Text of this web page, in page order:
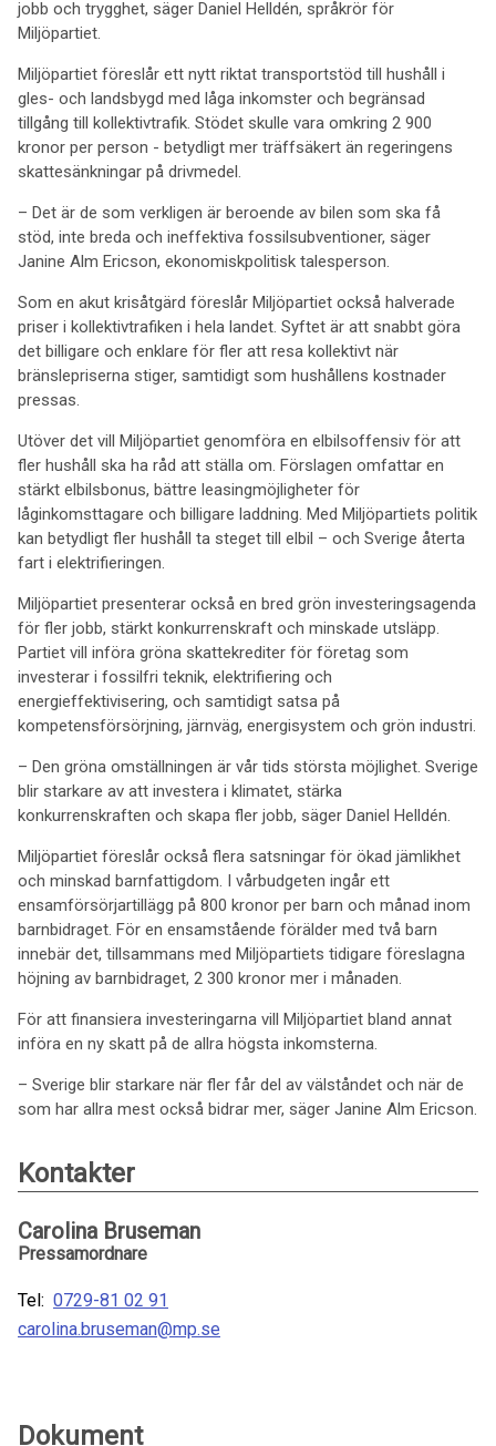
jobb och trygghet, säger Daniel Helldén, språkrör för
Miljöpartiet.
Miljöpartiet föreslår ett nytt riktat transportstöd till hushåll i
gles- och landsbygd med låga inkomster och begränsad
tillgång till kollektivtrafik. Stödet skulle vara omkring 2 900
kronor per person - betydligt mer träffsäkert än regeringens
skattesänkningar på drivmedel.
– Det är de som verkligen är beroende av bilen som ska få
stöd, inte breda och ineffektiva fossilsubventioner, säger
Janine Alm Ericson, ekonomiskpolitisk talesperson.
Som en akut krisåtgärd föreslår Miljöpartiet också halverade
priser i kollektivtrafiken i hela landet. Syftet är att snabbt göra
det billigare och enklare för fler att resa kollektivt när
bränslepriserna stiger, samtidigt som hushållens kostnader
pressas.
Utöver det vill Miljöpartiet genomföra en elbilsoffensiv för att
fler hushåll ska ha råd att ställa om. Förslagen omfattar en
stärkt elbilsbonus, bättre leasingmöjligheter för
låginkomsttagare och billigare laddning. Med Miljöpartiets politik
kan betydligt fler hushåll ta steget till elbil – och Sverige återta
fart i elektrifieringen.
Miljöpartiet presenterar också en bred grön investeringsagenda
för fler jobb, stärkt konkurrenskraft och minskade utsläpp.
Partiet vill införa gröna skattekrediter för företag som
investerar i fossilfri teknik, elektrifiering och
energieffektivisering, och samtidigt satsa på
kompetensförsörjning, järnväg, energisystem och grön industri.
– Den gröna omställningen är vår tids största möjlighet. Sverige
blir starkare av att investera i klimatet, stärka
konkurrenskraften och skapa fler jobb, säger Daniel Helldén.
Miljöpartiet föreslår också flera satsningar för ökad jämlikhet
och minskad barnfattigdom. I vårbudgeten ingår ett
ensamförsörjartillägg på 800 kronor per barn och månad inom
barnbidraget. För en ensamstående förälder med två barn
innebär det, tillsammans med Miljöpartiets tidigare föreslagna
höjning av barnbidraget, 2 300 kronor mer i månaden.
För att finansiera investeringarna vill Miljöpartiet bland annat
införa en ny skatt på de allra högsta inkomsterna.
– Sverige blir starkare när fler får del av välståndet och när de
som har allra mest också bidrar mer, säger Janine Alm Ericson.
Kontakter
Carolina Bruseman
Pressamordnare
Tel: 0729-81 02 91
carolina.bruseman@mp.se
Dokument